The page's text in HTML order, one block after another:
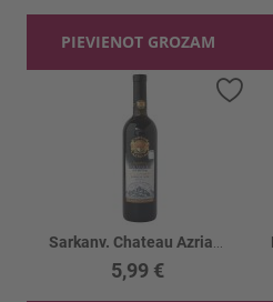
PIEVIENOT GROZAM
5,99 €